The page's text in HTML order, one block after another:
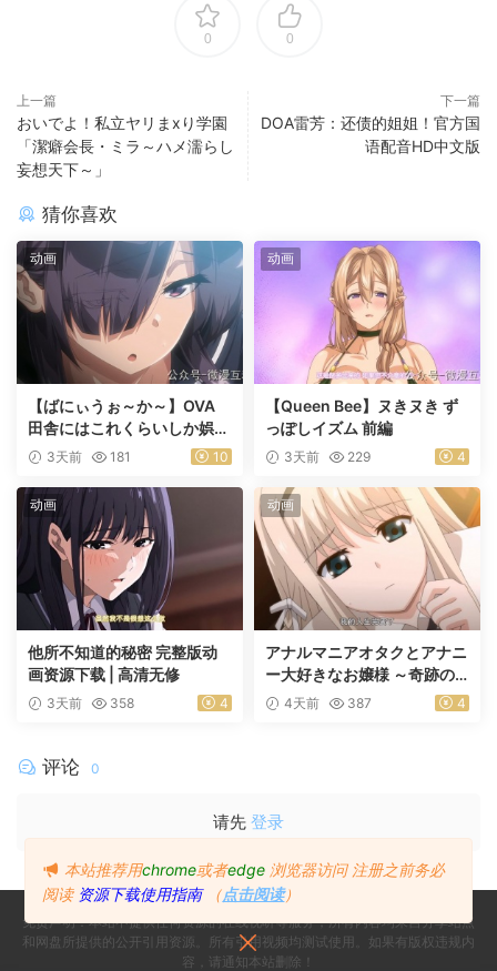
0 0
上一篇
おいでよ！私立ヤリまxり学園
「潔癖会長・ミラ～ハメ濡らし
妄想天下～」
下一篇
DOA雷芳：还债的姐姐！官方国
语配音HD中文版
猜你喜欢
动画
【ばにぃうぉ～か～】OVA
田舎にはこれくらいしか娯楽
がない ＃1乡下几乎没有娱乐
3天前 181 10
动画
【Queen Bee】ヌきヌき ず
っぽしイズム 前編
3天前 229 4
动画
他所不知道的秘密 完整版动
画资源下载 | 高清无修
3天前 358 4
动画
アナルマニアオタクとアナニ
ー大好きなお嬢様 ～奇跡の
マッチング～ 前編
4天前 387 4
评论 0
请先 登录
免责声明：本站不提供任何资源的在线视听等服务，所有内容均来自分享站点
和网盘所提供的公开引用资源。所有引用视频均测试使用。如果有版权违规内
容，请通知本站删除！
本站推荐用chrome或者edge 浏览器访问 注册之前务必
阅读 资源下载使用指南 （点击阅读）